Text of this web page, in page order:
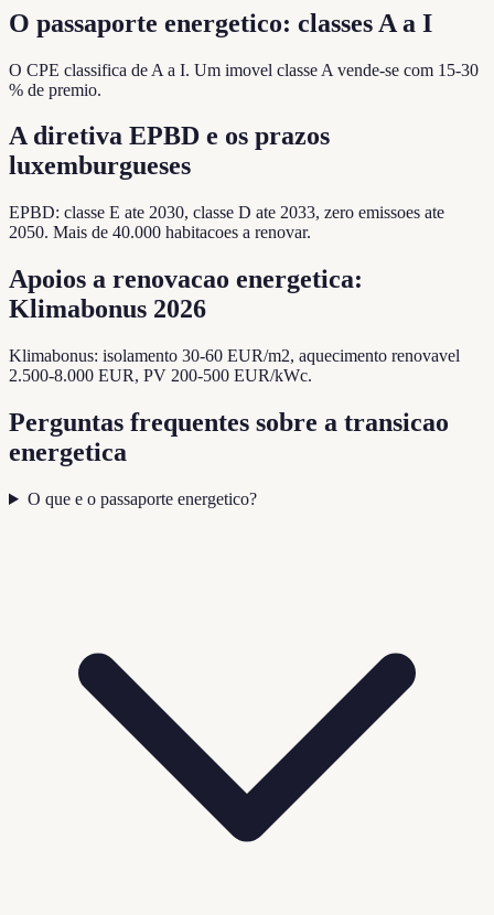
O passaporte energetico: classes A a I
O CPE classifica de A a I. Um imovel classe A vende-se com 15-30
% de premio.
A diretiva EPBD e os prazos
luxemburgueses
EPBD: classe E ate 2030, classe D ate 2033, zero emissoes ate
2050. Mais de 40.000 habitacoes a renovar.
Apoios a renovacao energetica:
Klimabonus 2026
Klimabonus: isolamento 30-60 EUR/m2, aquecimento renovavel
2.500-8.000 EUR, PV 200-500 EUR/kWc.
Perguntas frequentes sobre a transicao
energetica
O que e o passaporte energetico?